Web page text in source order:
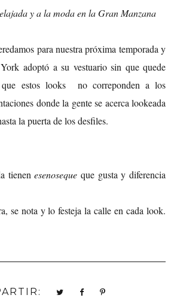
y a la moda en la Gran Manzana
para nuestra próxima temporada y
adoptó a su vestuario sin que quede
que estos looks no correponden a los
donde la gente se acerca lookeada
la puerta de los desfiles.
tienenesenoseque que gusta y diferencia
se nota y lo festeja la calle en cada look.